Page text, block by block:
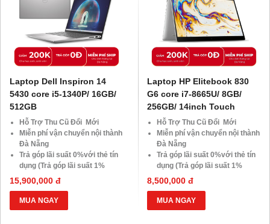
Laptop Dell Inspiron 14
5430 core i5-1340P/ 16GB/
512GB
Hỗ Trợ Thu Cũ Đổi Mới
Miễn phí vận chuyển nội thành
Đà Nẵng
Trả góp lãi suất 0%với thẻ tín
dụng (Trả góp lãi suất 1%
HDsaison - chỉ cần CMND
BLX hoặc hộ khẩu gốc )
Giảm 20%khi nâng cấp Ram-
SSD
15,900,000 đ
MUA NGAY
Laptop HP Elitebook 830
G6 core i7-8665U/ 8GB/
256GB/ 14inch Touch
Hỗ Trợ Thu Cũ Đổi Mới
Miễn phí vận chuyển nội thành
Đà Nẵng
Trả góp lãi suất 0%với thẻ tín
dụng (Trả góp lãi suất 1%
HDsaison - chỉ cần CMND
BLX hoặc hộ khẩu gốc )
Giảm 20%khi nâng cấp Ram-
SSD
8,500,000 đ
MUA NGAY